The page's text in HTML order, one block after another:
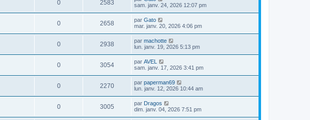
0 2583
sam. janv. 24, 2026 12:07 pm
0 2658 par Gato
mar. janv. 20, 2026 4:06 pm
0 2938 par machotte
lun. janv. 19, 2026 5:13 pm
0 3054 par AVEL
sam. janv. 17, 2026 3:41 pm
0 2270 par paperman69
lun. janv. 12, 2026 10:44 am
0 3005 par Dragos
dim. janv. 04, 2026 7:51 pm